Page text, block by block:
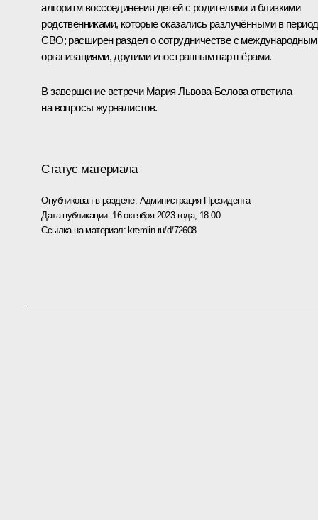
алгоритм воссоединения детей с родителями и близкими
родственниками, которые оказались разлучёнными в период
СВО; расширен раздел о сотрудничестве с
организациями, другими иностранным партнёрами.
В завершение встречи Мария Львова-Белова ответила
на вопросы журналистов.
Статус материала
Опубликован в разделе: Администрация Президента
Дата публикации: 16 октября 2023 года, 18:00
Ссылка на материал: kremlin.ru/d/72608